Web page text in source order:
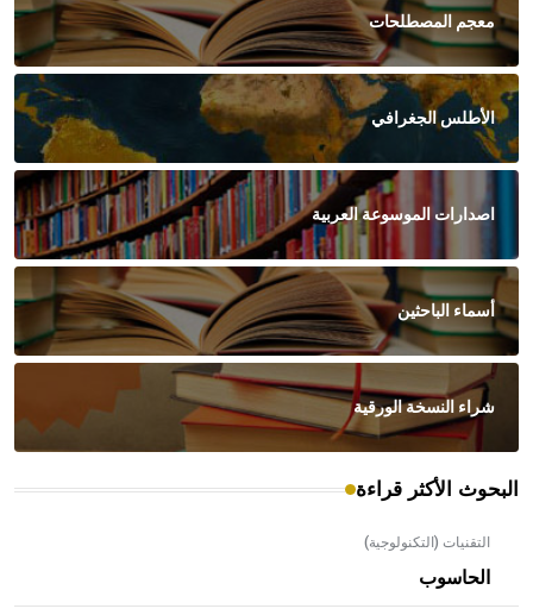
معجم المصطلحات
الأطلس الجغرافي
اصدارات الموسوعة العربية
أسماء الباحثين
شراء النسخة الورقية
البحوث الأكثر قراءة
التقنيات (التكنولوجية)
الحاسوب